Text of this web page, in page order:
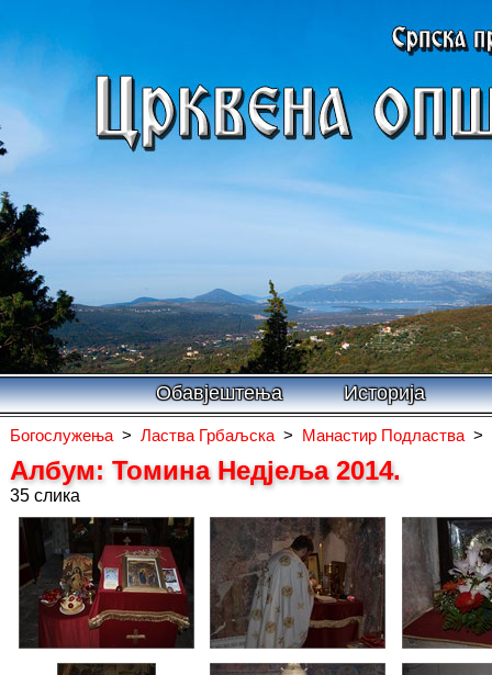
Обавјештења Историја
Богослужења > Ластва Грбаљска > Манастир Подластва >
Албум: Томина Недјеља 2014.
35 слика